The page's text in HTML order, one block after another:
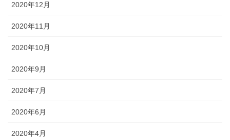
2020年12月
2020年11月
2020年10月
2020年9月
2020年7月
2020年6月
2020年4月